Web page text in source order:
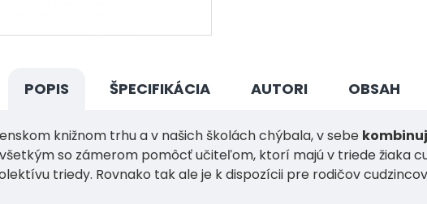
POPIS ŠPECIFIKÁCIA AUTORI OBSAH
knižnom trhu a v našich školách chýbala, v sebe
so zámerom pomôcť učiteľom, ktorí majú v triede žiaka
triedy. Rovnako tak ale je k dispozícii pre rodičov